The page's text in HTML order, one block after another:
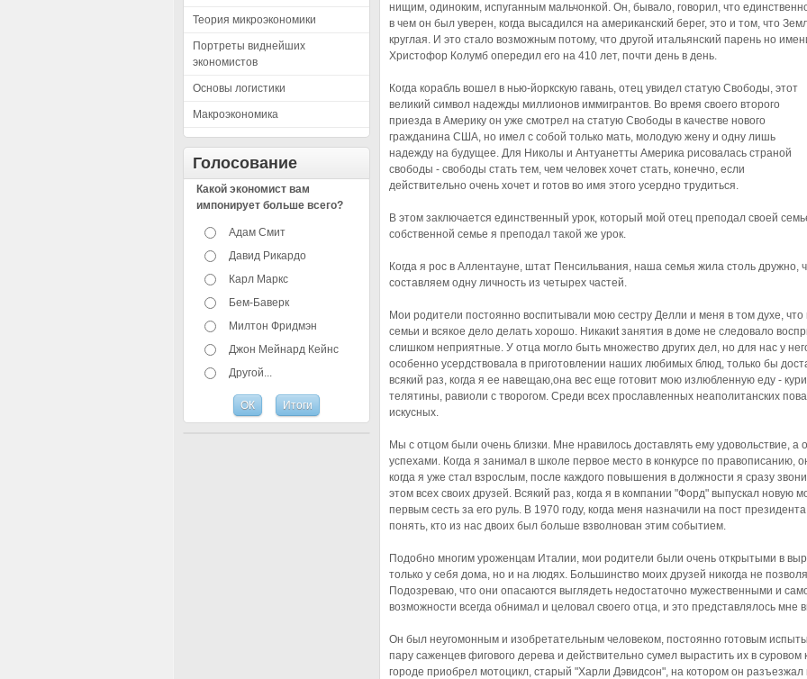
Теория микроэкономики
Портреты виднейших
экономистов
Основы логистики
Макроэкономика
Голосование
Какой экономист вам
импонирует больше всего?
Адам Смит
Давид Рикардо
Карл Маркс
Бем-Баверк
Милтон Фридмэн
Джон Мейнард Кейнс
Другой...
нищим, одиноким, испуганным мальчонкой. Он, бывало, говорил, что
в чем он был уверен, когда высадился на американский берег, это и том, что
круглая. И это стало возможным потому, что другой итальянский парень но
Христофор Колумб опередил его на 410 лет, почти день в день.
Когда корабль вошел в нью-йоркскую гавань, отец увидел статую Свободы, этот
великий символ надежды миллионов иммигрантов. Во время своего второго
приезда в Америку он уже смотрел на статую Свободы в качестве нового
гражданина США, но имел с собой только мать, молодую жену и одну лишь
надежду на будущее. Для Николы и Антуанетты Америка рисовалась страной
свободы - свободы стать тем, чем человек хочет стать, конечно, если
действительно очень хочет и готов во имя этого усердно трудиться.
В этом заключается единственный урок, который мой отец преподал своей
собственной семье я преподал такой же урок.
Когда я рос в Аллентауне, штат Пенсильвания, наша семья жила столь дружно,
составляем одну личность из четырех частей.
Мои родители постоянно воспитывали мою сестру Делли и меня в том духе,
семьи и всякое дело делать хорошо. Никакиt занятия в доме не следовало
слишком неприятные. У отца могло быть множество других дел, но для нас у
особенно усердствовала в приготовлении наших любимых блюд, только бы
всякий раз, когда я ее навещаю,она вес еще готовит мою излюбленную еду -
телятины, равиоли с творогом. Среди всех прославленных неаполитанских
искусных.
Мы с отцом были очень близки. Мне нравилось доставлять ему удовольствие, а
успехами. Когда я занимал в школе первое место в конкурсе по правописанию,
когда я уже стал взрослым, после каждого повышения в должности я сразу
этом всех своих друзей. Всякий раз, когда я в компании "Форд" выпускал новую
первым сесть за его руль. В 1970 году, когда меня назначили на пост
понять, кто из нас двоих был больше взволнован этим событием.
Подобно многим уроженцам Италии, мои родители были очень открытыми в
только у себя дома, но и на людях. Большинство моих друзей никогда не
Подозреваю, что они опасаются выглядеть недостаточно мужественными и
возможности всегда обнимал и целовал своего отца, и это представлялось мне
Он был неугомонным и изобретательным человеком, постоянно готовым
пару саженцев фигового дерева и действительно сумел вырастить их в
городе приобрел мотоцикл, старый "Харли Дэвидсон", на котором он